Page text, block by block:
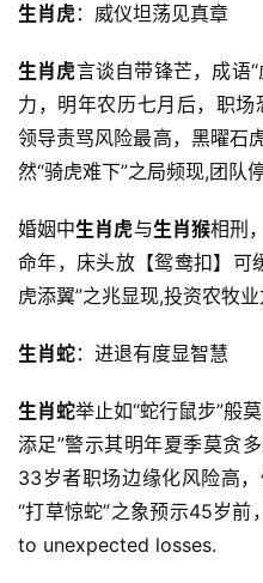
生肖虎：威仪坦荡见真章
生肖虎言谈自带锋芒，成语
力，明年农历七月后，职
领导责骂风险最高，黑曜石
然“骑虎难下”之局频现,团队
婚姻中生肖虎与生肖猴相刑
命年，床头放【鸳鸯扣】可
虎添翼”之兆显现,投资农牧业
生肖蛇：进退有度显智慧
生肖蛇举止如“蛇行鼠步”般
添足”警示其明年夏季莫贪
33岁者职场边缘化风险高
“打草惊蛇”之象预示45岁
to unexpected losses.